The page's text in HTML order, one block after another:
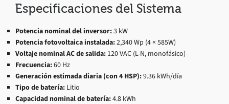
Especificaciones del Sistema
Potencia nominal del inversor:3 kW
Potencia fotovoltaica instalada:2,340 Wp (4 × 585W)
Voltaje nominal AC de salida: 120 VAC (L-N, monofásico)
Frecuencia:60 Hz
Generación estimada diaria (con 4 HSP):9.36 kWh/día
Tipo de batería: Litio
Capacidad nominal de batería:4.8 kWh